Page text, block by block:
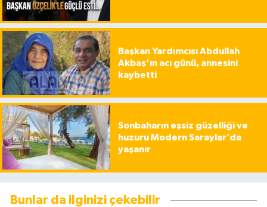
Başkan Yardımcısı Abdullah
Akbaş’ın acı günü, annesini
kaybetti
Sonbaharın eşsiz güzelliği ve
huzuru Modern Saraylar’da
yaşanır
Bunlar da ilginizi çekebilir